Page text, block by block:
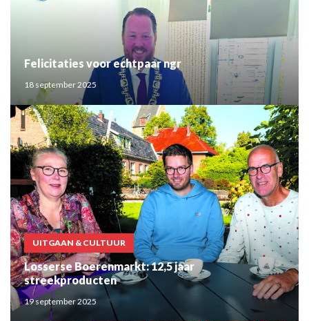
Felicitaties voor echtpaar ngr
18 september 2025
UITGAAN & CULTUUR
Losserse Boerenmarkt: 12,5 jaar
streekproducten
19 september 2025